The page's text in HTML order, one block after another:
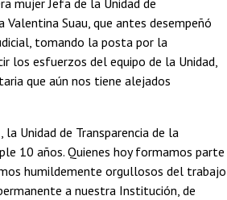
mujer Jefa de la Unidad de
Valentina Suau, que antes desempeñó
tomando la posta por la
los esfuerzos del equipo de la Unidad,
que aún nos tiene alejados
Unidad de Transparencia de la
10 años. Quienes hoy formamos parte
humildemente orgullosos del trabajo
a nuestra Institución, de